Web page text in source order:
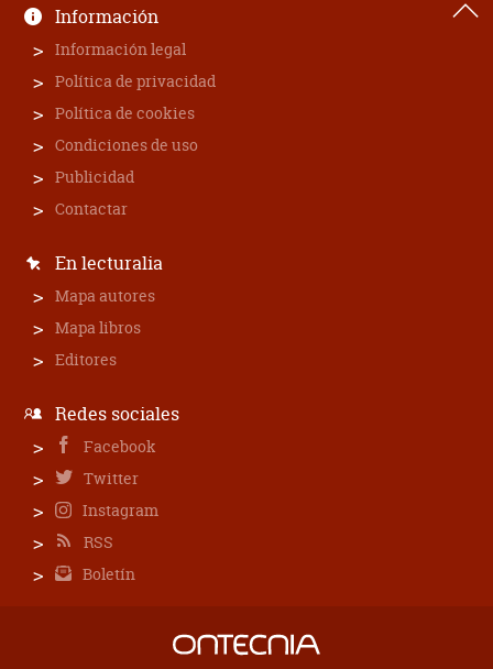
Información
Información legal
Política de privacidad
Política de cookies
Condiciones de uso
Publicidad
Contactar
En lecturalia
Mapa autores
Mapa libros
Editores
Redes sociales
Facebook
Twitter
Instagram
RSS
Boletín